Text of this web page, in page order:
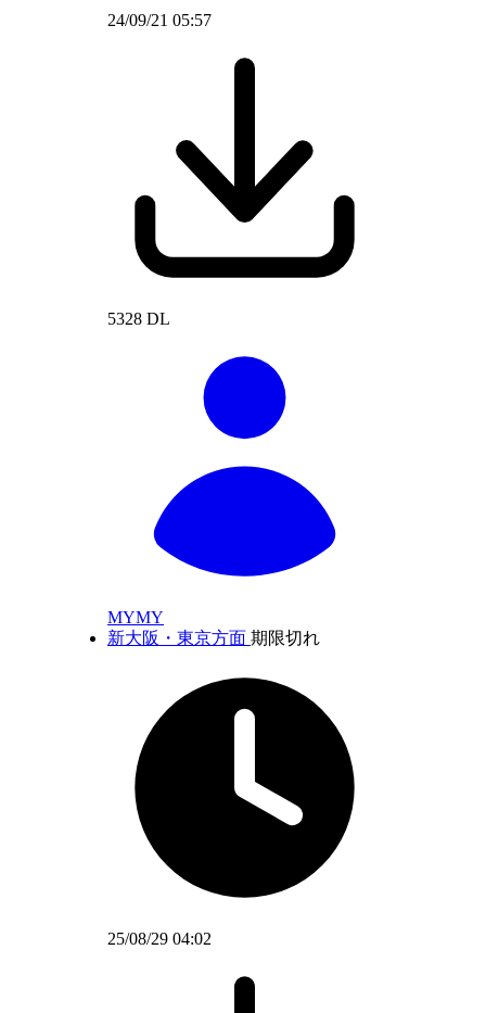
24/09/21 05:57
5328 DL
MYMY
新大阪・東京方面 期限切れ
25/08/29 04:02